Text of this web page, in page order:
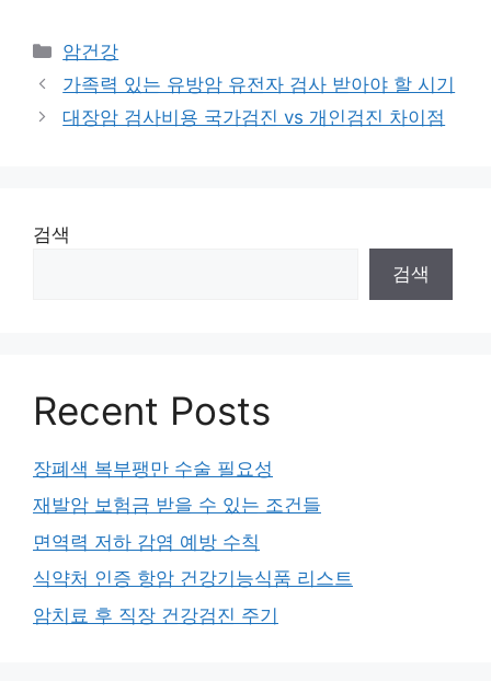
카
테
고
리
암건강
가족력 있는 유방암 유전자 검사 받아야 할 시기
대장암 검사비용 국가검진 vs 개인검진 차이점
검색
검색
Recent Posts
장폐색 복부팽만 수술 필요성
재발암 보험금 받을 수 있는 조건들
면역력 저하 감염 예방 수칙
식약처 인증 항암 건강기능식품 리스트
암치료 후 직장 건강검진 주기